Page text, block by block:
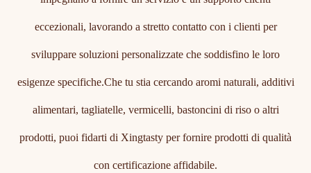
eccezionali, lavorando a stretto contatto con i clienti per
sviluppare soluzioni personalizzate che soddisfino le loro
esigenze specifiche.Che tu stia cercando aromi naturali, additivi
alimentari, tagliatelle, vermicelli, bastoncini di riso o altri
prodotti, puoi fidarti di Xingtasty per fornire prodotti di qualità
con certificazione affidabile.